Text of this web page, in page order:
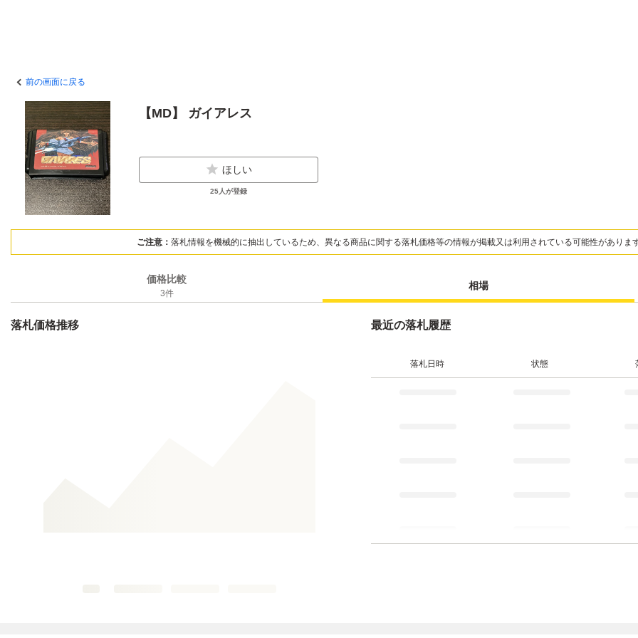
前の画面に戻る
【MD】 ガイアレス
ほしい
25人が登録
ご注意： 落札情報を機械的に抽出しているため、異なる商品に関する落札価格等の情報が掲載又は利用されている可能性がありま
価格比較
3件
相場
落札価格推移 最近の落札履歴
落札日時 状態